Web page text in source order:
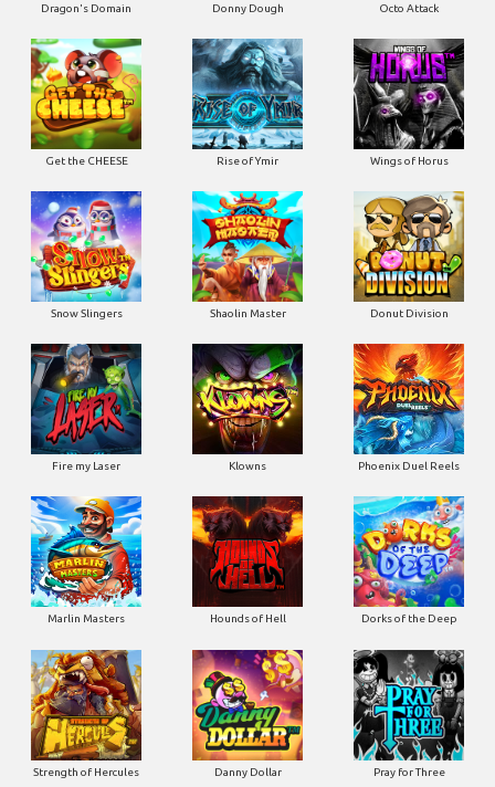
Dragon's Domain Donny Dough Octo Attack
Get the CHEESE Rise of Ymir Wings of Horus
Snow Slingers Shaolin Master Donut Division
Fire my Laser Klowns Phoenix Duel Reels
Marlin Masters Hounds of Hell Dorks of the Deep
Strength of Hercules Danny Dollar Pray for Three